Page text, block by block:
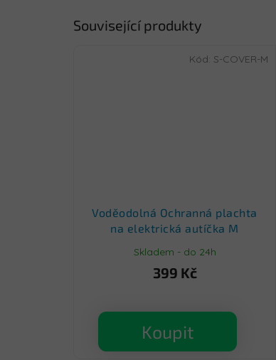
Související produkty
Voděodolná Ochranná plachta
na elektrická autíčka M
Skladem - do 24h
399 Kč
Koupit
Kód: S-COVER-M